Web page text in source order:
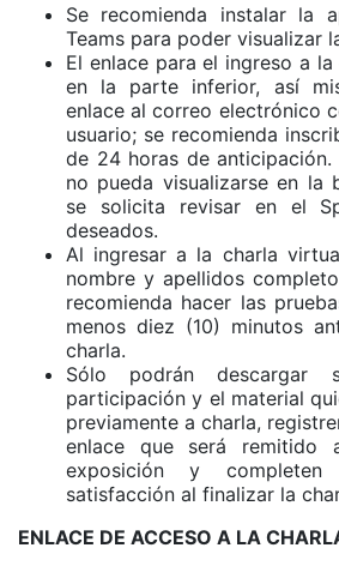
Se recomienda instalar la
Teams para poder visualizar
El enlace para el ingreso a
en la parte inferior, así
enlace al correo electrónico
usuario; se recomienda
de 24 horas de anticipación.
no pueda visualizarse en la
se solicita revisar en el
deseados.
Al ingresar a la charla
nombre y apellidos
recomienda hacer las
menos diez (10) minutos
charla.
Sólo podrán descargar
participación y el material
previamente a charla,
enlace que será remitido
exposición y
satisfacción al finalizar la
ENLACE DE ACCESO A LA